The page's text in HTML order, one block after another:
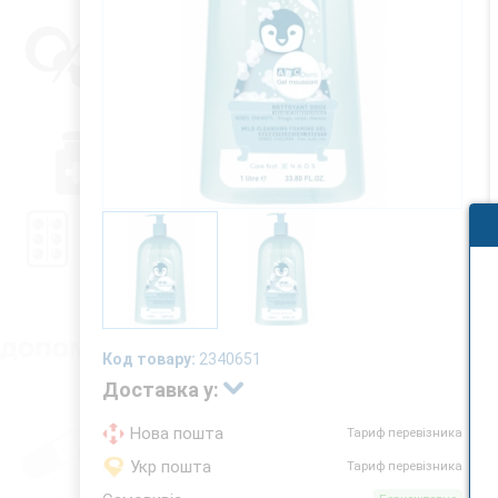
Код товару: 2340651
Доставка у:
Нова пошта Тариф перевізника
Укр пошта Тариф перевізника